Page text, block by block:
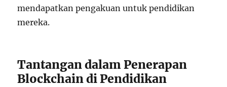
mendapatkan pengakuan untuk pendidikan
mereka.
Tantangan dalam Penerapan
Blockchain di Pendidikan